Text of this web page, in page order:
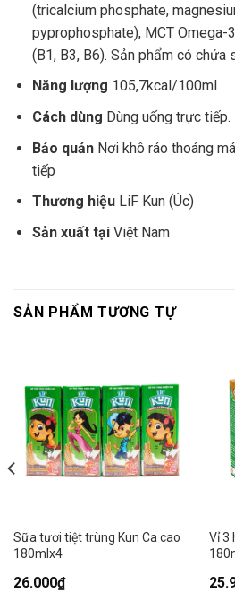
(tricalcium phosphate,
pyprophosphate), MCT Omega-
(B1, B3, B6). Sản phẩm có chứa
Năng lượng 105,7kcal/100ml
Cách dùng Dùng uống trực tiếp.
Bảo quản Nơi khô ráo thoáng
tiếp
Thương hiệu LiF Kun (Úc)
Sản xuất tại Việt Nam
SẢN PHẨM TƯƠNG TỰ
Sữa tươi tiệt trùng Kun Ca cao
180mlx4
26.000₫
Vỉ 3